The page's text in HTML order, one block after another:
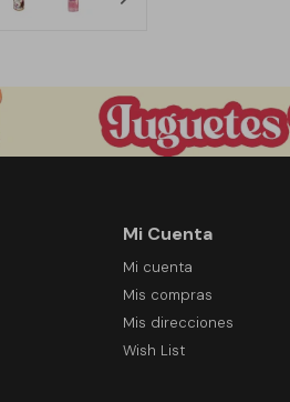
Mi Cuenta
Mi cuenta
Mis compras
Mis direcciones
Wish List